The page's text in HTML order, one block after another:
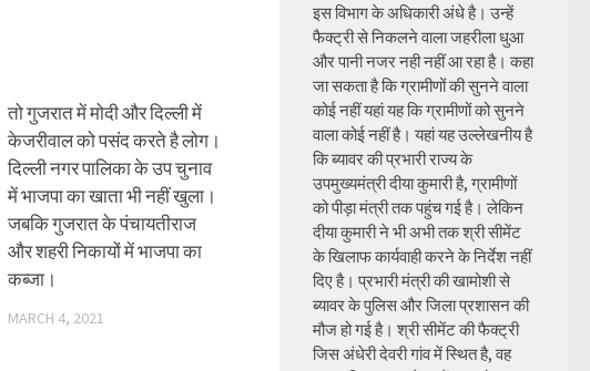
तो गुजरात में मोदी और दिल्ली में
केजरीवाल को पसंद करते है लोग।
दिल्ली नगर पालिका के उप चुनाव
में भाजपा का खाता भी नहीं खुला।
जबकि गुजरात के पंचायतीराज
और शहरी निकायों में भाजपा का
कब्जा।
MARCH 4, 2021
इस विभाग के अधिकारी अंधे है। उन्हें
फैक्ट्री से निकलने वाला जहरीला धुआ
और पानी नजर नही नहीं आ रहा है। कहा
जा सकता है कि ग्रामीणों की सुनने वाला
कोई नहीं यहां यह कि ग्रामीणों को सुनने
वाला कोई नहीं है। यहां यह उल्लेखनीय है
कि ब्यावर की प्रभारी राज्य के
उपमुख्यमंत्री दीया कुमारी है, ग्रामीणों
को पीड़ा मंत्री तक पहुंच गई है। लेकिन
दीया कुमारी ने भी अभी तक श्री सीमेंट
के खिलाफ कार्यवाही करने के निर्देश नहीं
दिए है। प्रभारी मंत्री की खामोशी से
ब्यावर के पुलिस और जिला प्रशासन की
मौज हो गई है। श्री सीमेंट की फैक्ट्री
जिस अंधेरी देवरी गांव में स्थित है, वह